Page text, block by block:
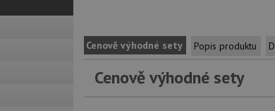
Cenově výhodné sety Popis produktu
Cenově výhodné sety